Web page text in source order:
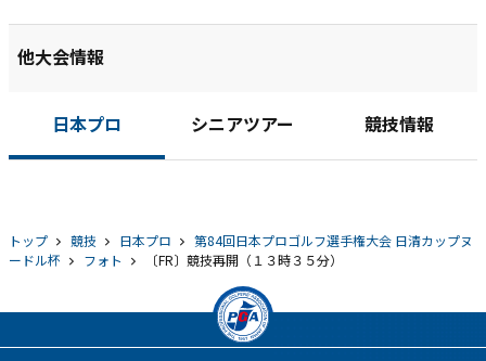
他大会情報
日本プロ シニアツアー 競技情報
トップ 競技 日本プロ
第84回日本プロゴルフ選手権大会 日清カップヌ
ードル杯
フォト 〔FR〕競技再開（１３時３５分）